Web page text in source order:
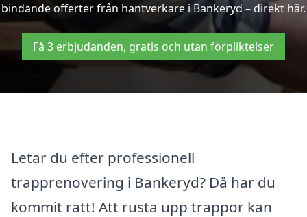
bindande offerter från hantverkare i Bankeryd – direkt här.
Få 3 erbjudanden, gratis och utan förpliktelser
Letar du efter professionell
trapprenovering i Bankeryd? Då har du
kommit rätt! Att rusta upp trappor kan